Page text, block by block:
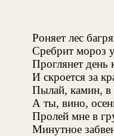
Роняет лес
Сребрит мороз
Проглянет день
И скроется за
Пылай, камин, в
А ты, вино,
Пролей мне в
Минутное